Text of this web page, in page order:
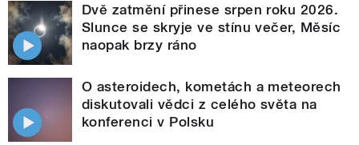
Dvě zatmění přinese srpen roku 2026.
Slunce se skryje ve stínu večer, Měsíc
naopak brzy ráno
O asteroidech, kometách a meteorech
diskutovali vědci z celého světa na
konferenci v Polsku